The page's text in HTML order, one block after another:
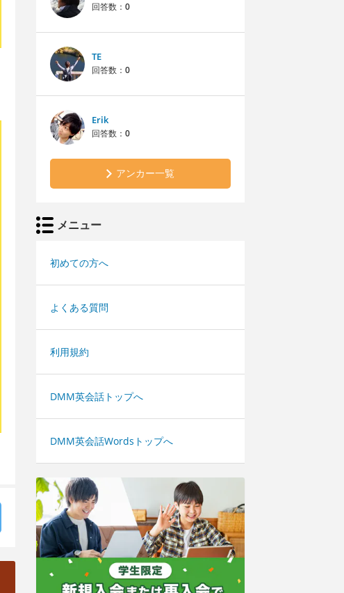
回答数： 0
TE
回答数： 0
Erik
回答数： 0
アンカー一覧
メニュー
初めての方へ
よくある質問
利用規約
DMM英会話トップへ
DMM英会話Wordsトップへ